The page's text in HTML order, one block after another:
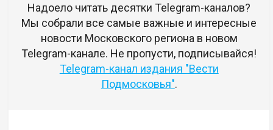
Надоело читать десятки Telegram-каналов?
Мы собрали все самые важные и интересные
новости Московского региона в новом
Telegram-канале. Не пропусти, подписывайся!
Telegram-канал издания "Вести
Подмосковья".